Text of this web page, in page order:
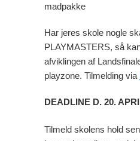
madpakke
Har jeres skole nogle
PLAYMASTERS, så
afviklingen af
playzone. Tilmelding via
DEADLINE D. 20.
Tilmeld skolens hold